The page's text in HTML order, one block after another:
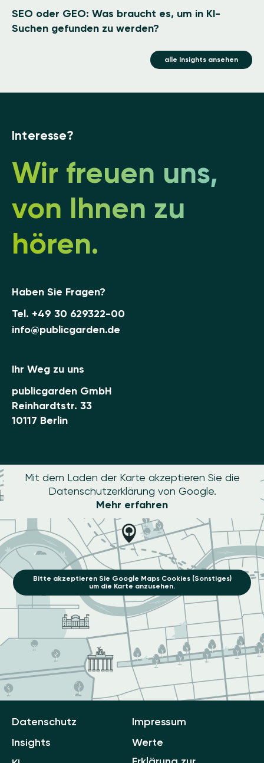
SEO oder GEO: Was braucht es, um in KI-
Suchen gefunden zu werden?
alle Insights ansehen
Interesse?
Wir freuen uns,
von Ihnen zu
hören.
Haben Sie Fragen?
Tel. +49 30 629322-00
info@publicgarden.de
Ihr Weg zu uns
publicgarden GmbH
Reinhardtstr. 33
10117 Berlin
Mit dem Laden der Karte akzeptieren Sie die
Datenschutzerklärung von Google.
Mehr erfahren
Bitte akzeptieren Sie Google Maps Cookies (Sonstiges)
um die Karte anzusehen.
Datenschutz
Impressum
Insights
Werte